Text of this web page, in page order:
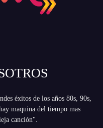
éxitos de los años 80s, 90s,
maquina del tiempo mas
canción".